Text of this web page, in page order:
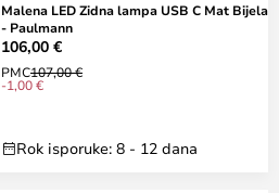
Malena LED Zidna lampa USB C Mat Bijela
- Paulmann
106,00 €
PMC107,00 €
-1,00 €
Rok isporuke: 8 - 12 dana